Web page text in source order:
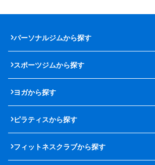
パーソナルジムから探す
スポーツジムから探す
ヨガから探す
ピラティスから探す
フィットネスクラブから探す